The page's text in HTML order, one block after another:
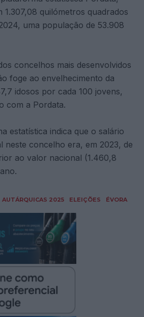
1.307,08 quilómetros quadrados
uma população de 53.908
concelhos mais desenvolvidos
foge ao envelhecimento da
idosos por cada 100 jovens,
com a Pordata.
estatística indica que o salário
neste concelho era, em 2023, de
ao valor nacional (1.460,8
AUTÁRQUICAS 2025 ELEIÇÕES ÉVORA